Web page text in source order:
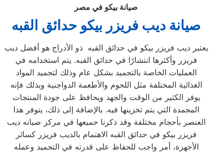
صيانة بيكو في مصر
صيانة ديب فريزر بيكو حدائق القبه
يعتبر ديب فريزر بيكو في حدائق القبه ذو الأدراج هو أفضل ديب
فريزر وأكثرها انتشارًا في حدائق القبه. يتم استخدامه في
العمليات الخاصة بالتجميد بشكل عام وذلك لتجميد المواد
الغذائية المختلفة مثل اللحوم والأطعمة الدواجنية وبذلك فإنه
يوفر الكثير من الوقت والجهد ويحافظ على جودة المنتجات
المجمدة التي يتم تخزينها فيه. بالإضافة إلى ذلك، يتوفر هذا
العنصر بأحجام مختلفة وقد ذكرنا جميعها في مركز صيانه ديب
فريزر بيكو في حدائق القبه الاهتمام بالديب فريزر كسائر
الأجهزة، أمر واجب للحفاظ على قدرته في التجميد وعمله